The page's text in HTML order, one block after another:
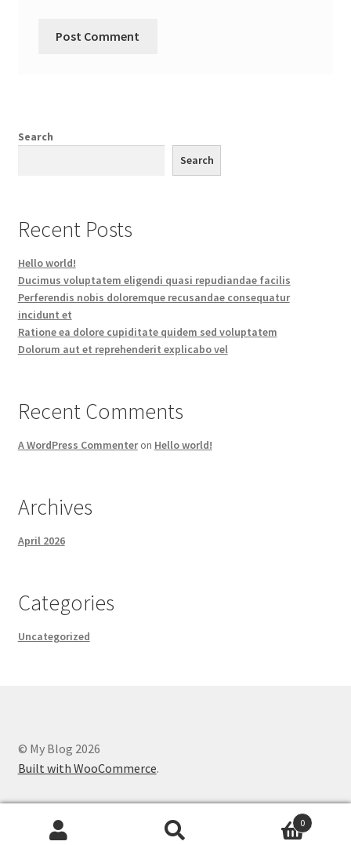
Search
Search
Recent Posts
Hello world!
Ducimus voluptatem eligendi quasi repudiandae facilis
Perferendis nobis doloremque recusandae consequatur
incidunt et
Ratione ea dolore cupiditate quidem sed voluptatem
Dolorum aut et reprehenderit explicabo vel
Recent Comments
A WordPress Commenteron Hello world!
Archives
April 2026
Categories
Uncategorized
© My Blog 2026
Built with WooCommerce.
0